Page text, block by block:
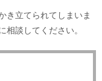
き立てられてしまいま
相談してください。